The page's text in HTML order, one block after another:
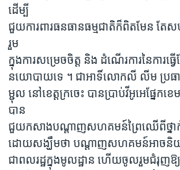
ដើម្បី
ជួយការពារធនធានធម្មជាតិក៏ពិតមែន
រួម
ក្នុងការសម្រេចចិត្ត និង ដំណើរការនៃការធ្វ
នយោបាយទេ ។ ជាអាទិ៍លោកលី លីម ប្រ
ម្ជុល នៅខេត្តក្រចេះ បានប្រាប់វីអូអេផ្នែក
បាន
ជួយកសាងបណ្តាញសហគមន៍ព្រៃឈើពីថ្នាក់
ដោយសង្ឃឹមថា បណ្តាញសហគមន៍អាចនិយា
ជាពលរដ្ឋក្នុងមូលដ្ឋាន ហើយចូលរួមជំរុញឱ្យ